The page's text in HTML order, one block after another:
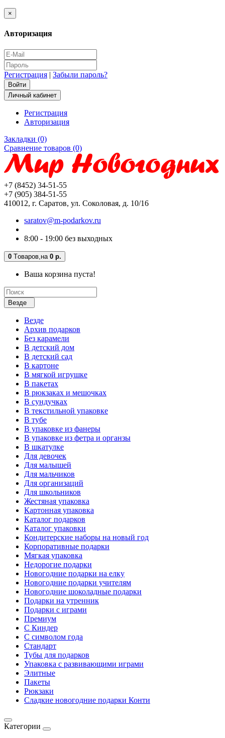
×
Авторизация
Регистрация | Забыли пароль?
Личный кабинет
Регистрация
Авторизация
Закладки (0)
Сравнение товаров (0)
+7 (8452) 34-51-55
+7 (905) 384-51-55
410012, г. Саратов, ул. Соколовая, д. 10/16
saratov@m-podarkov.ru
8:00 - 19:00 без выходных
0 Tоваров, на 0 р.
Ваша корзина пуста!
Везде
Везде
Архив подарков
Без карамели
В детский дом
В детский сад
В картоне
В мягкой игрушке
В пакетах
В рюкзаках и мешочках
В сундучках
В текстильной упаковке
В тубе
В упаковке из фанеры
В упаковке из фетра и органзы
В шкатулке
Для девочек
Для малышей
Для мальчиков
Для организаций
Для школьников
Жестяная упаковка
Картонная упаковка
Каталог подарков
Каталог упаковки
Кондитерские наборы на новый год
Корпоративные подарки
Мягкая упаковка
Недорогие подарки
Новогодние подарки на елку
Новогодние подарки учителям
Новогодние шоколадные подарки
Подарки на утренник
Подарки с играми
Премиум
С Киндер
С символом года
Стандарт
Тубы для подарков
Упаковка с развивающими играми
Элитные
Пакеты
Рюкзаки
Сладкие новогодние подарки Конти
Категории